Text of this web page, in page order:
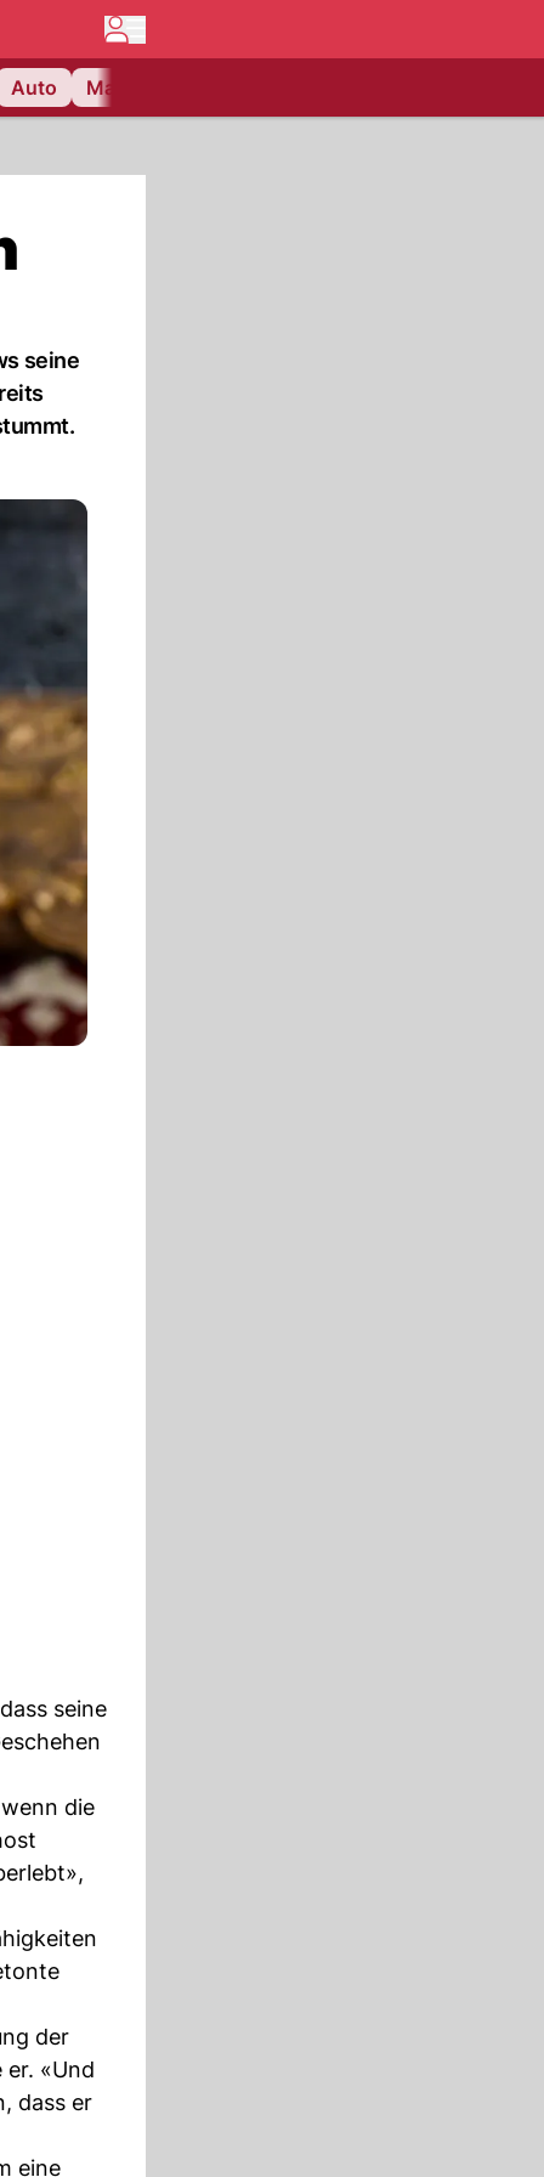
Auto Matchcenter
seine
seine
die
der
«Und
dass er
eine